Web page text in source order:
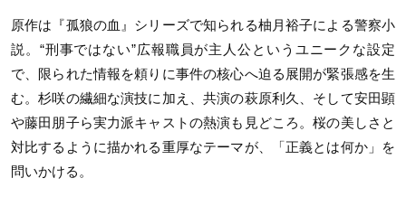
原作は『孤狼の血』シリーズで知られる柚月裕子による警察小
説。“刑事ではない”広報職員が主人公というユニークな設定
で、限られた情報を頼りに事件の核心へ迫る展開が緊張感を生
む。杉咲の繊細な演技に加え、共演の萩原利久、そして安田顕
や藤田朋子ら実力派キャストの熱演も見どころ。桜の美しさと
対比するように描かれる重厚なテーマが、「正義とは何か」を
問いかける。